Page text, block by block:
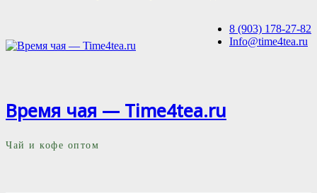
8 (903) 178-27-82
Info@time4tea.ru
Время чая — Time4tea.ru
Чай и кофе оптом